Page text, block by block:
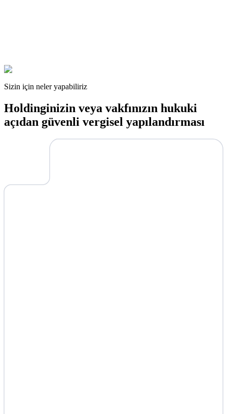
Sizin için neler yapabiliriz
Holdinginizin veya vakfınızın hukuki
açıdan güvenli vergisel yapılandırması